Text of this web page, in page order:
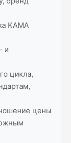
KAMA
и
цикла,
цены